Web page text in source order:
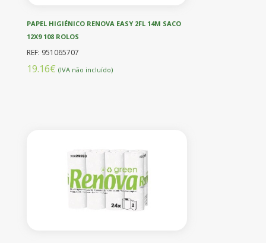
PAPEL HIGIÉNICO RENOVA EASY 2FL 14M SACO
12X9 108 ROLOS
REF: 951065707
19.16€ (IVA não incluído)